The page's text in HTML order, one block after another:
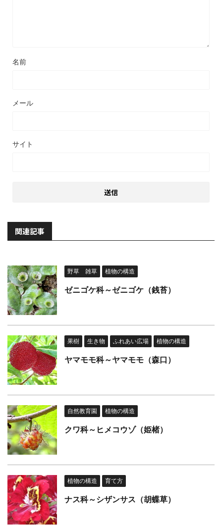
名前
メール
サイト
関連記事
野草 雑草 植物の構造
ゼニゴケ科～ゼニゴケ（銭苔）
果樹 生き物 ふれあい広場 植物の構造
ヤマモモ科～ヤマモモ（森口）
自然教育園 植物の構造
クワ科～ヒメコウゾ（姫楮）
植物の構造 育て方
ナス科～シザンサス（胡蝶草）